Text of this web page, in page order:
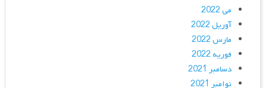
می 2022
آوریل 2022
مارس 2022
فوریه 2022
دسامبر 2021
نوامبر 2021